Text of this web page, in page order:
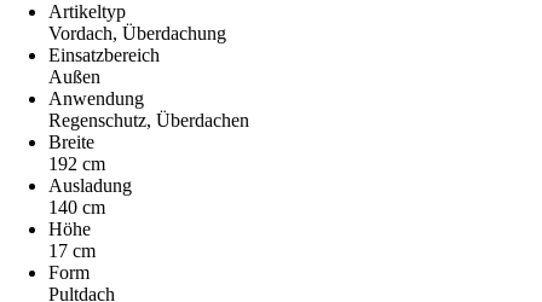
Artikeltyp
Vordach, Überdachung
Einsatzbereich
Außen
Anwendung
Regenschutz, Überdachen
Breite
192 cm
Ausladung
140 cm
Höhe
17 cm
Form
Pultdach